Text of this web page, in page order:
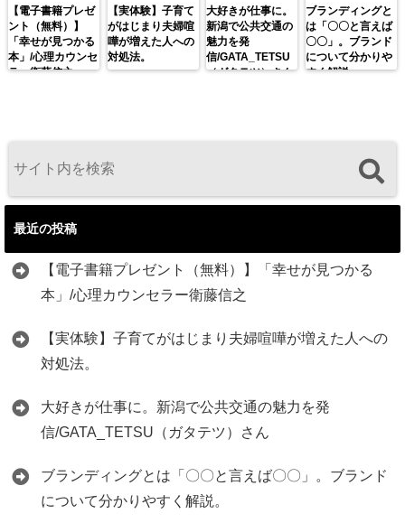
【電子書籍プレゼ
ント（無料）】
「幸せが見つかる
本」/心理カウンセ
ラー衛藤信之
【実体験】子育て
がはじまり夫婦喧
嘩が増えた人への
対処法。
大好きが仕事に。
新潟で公共交通の
魅力を発
信/GATA_TETSU
（ガタテツ）さん
ブランディングと
は「〇〇と言えば
〇〇」。ブランド
について分かりや
すく解説。
最近の投稿
【電子書籍プレゼント（無料）】「幸せが見つかる
本」/心理カウンセラー衛藤信之
【実体験】子育てがはじまり夫婦喧嘩が増えた人への
対処法。
大好きが仕事に。新潟で公共交通の魅力を発
信/GATA_TETSU（ガタテツ）さん
ブランディングとは「〇〇と言えば〇〇」。ブランド
について分かりやすく解説。